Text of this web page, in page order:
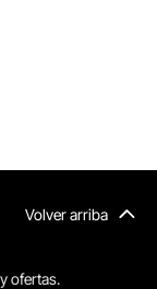
Volver arriba
ofertas.